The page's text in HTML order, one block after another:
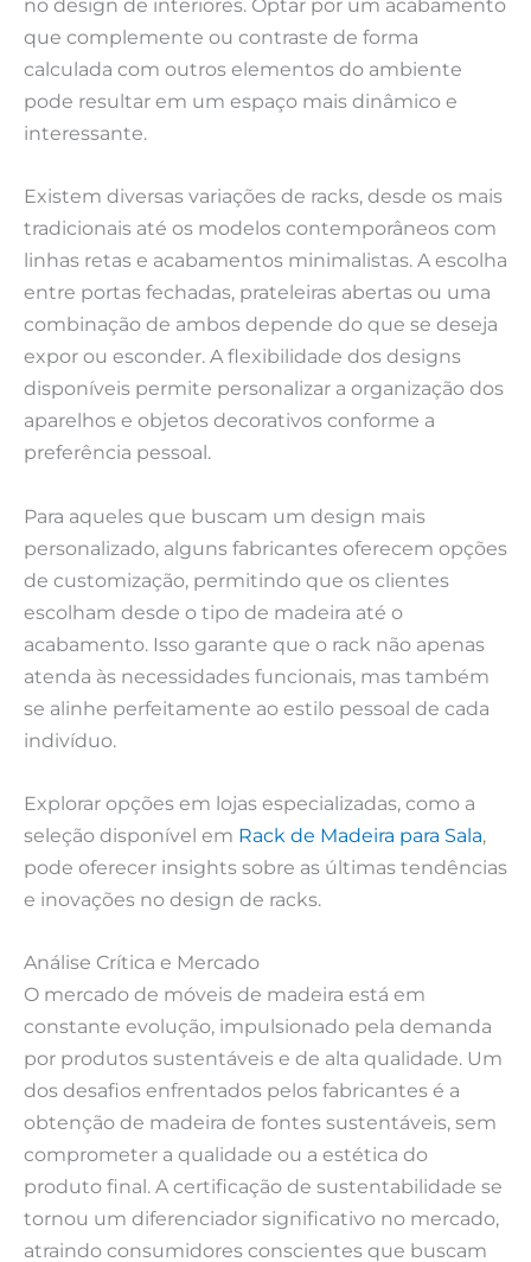
no design de interiores. Optar por um acabamento
que complemente ou contraste de forma
calculada com outros elementos do ambiente
pode resultar em um espaço mais dinâmico e
interessante.
Existem diversas variações de racks, desde os mais
tradicionais até os modelos contemporâneos com
linhas retas e acabamentos minimalistas. A escolha
entre portas fechadas, prateleiras abertas ou uma
combinação de ambos depende do que se deseja
expor ou esconder. A flexibilidade dos designs
disponíveis permite personalizar a organização dos
aparelhos e objetos decorativos conforme a
preferência pessoal.
Para aqueles que buscam um design mais
personalizado, alguns fabricantes oferecem opções
de customização, permitindo que os clientes
escolham desde o tipo de madeira até o
acabamento. Isso garante que o rack não apenas
atenda às necessidades funcionais, mas também
se alinhe perfeitamente ao estilo pessoal de cada
indivíduo.
Explorar opções em lojas especializadas, como a
seleção disponível em Rack de Madeira para Sala,
pode oferecer insights sobre as últimas tendências
e inovações no design de racks.
Análise Crítica e Mercado
O mercado de móveis de madeira está em
constante evolução, impulsionado pela demanda
por produtos sustentáveis e de alta qualidade. Um
dos desafios enfrentados pelos fabricantes é a
obtenção de madeira de fontes sustentáveis, sem
comprometer a qualidade ou a estética do
produto final. A certificação de sustentabilidade se
tornou um diferenciador significativo no mercado,
atraindo consumidores conscientes que buscam